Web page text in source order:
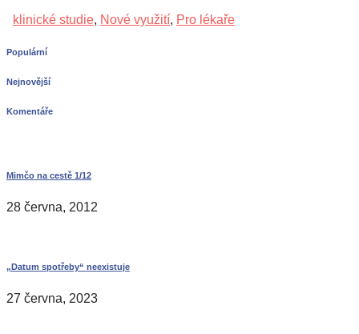
klinické studie, Nové využití, Pro lékaře
Populární
Nejnovější
Komentáře
Mimčo na cestě 1/12
28 června, 2012
„Datum spotřeby“ neexistuje
27 června, 2023